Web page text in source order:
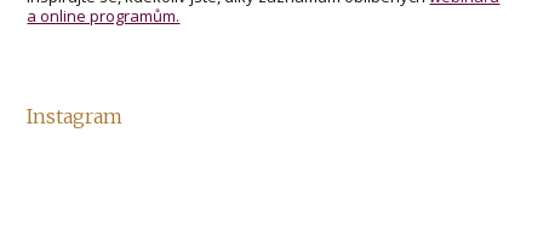
a online programům.
Instagram